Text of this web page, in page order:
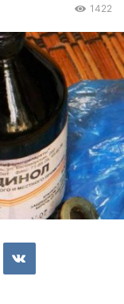
1422